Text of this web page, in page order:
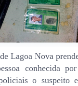
Lagoa Nova
conhecida
o suspeito